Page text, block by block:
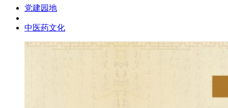
党建园地
中医药文化